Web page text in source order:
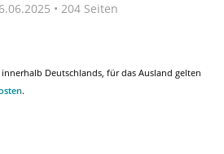
• 204 Seiten
Deutschlands, für das Ausland gelten
.